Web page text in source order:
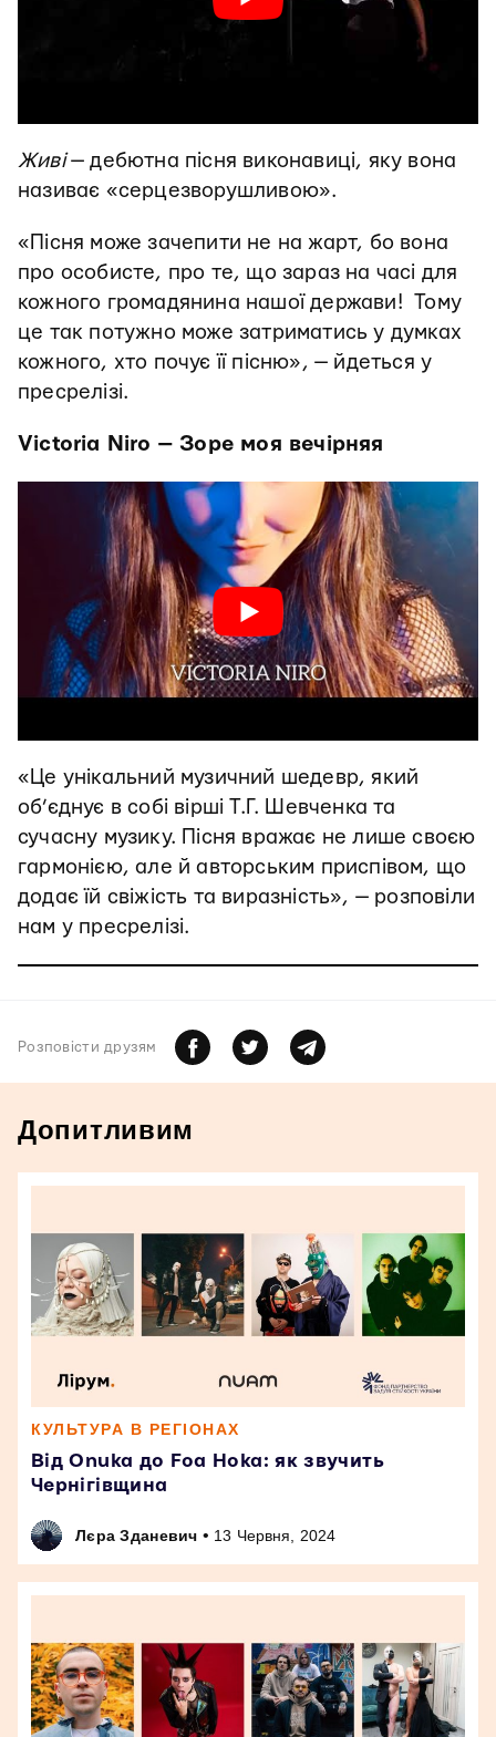
Живі— дебютна пісня виконавиці, яку вона
називає «серцезворушливою».
«Пісня може зачепити не на жарт, бо вона
про особисте, про те, що зараз на часі для
кожного громадянина нашої держави! Тому
це так потужно може затриматись у думках
кожного, хто почує її пісню», — йдеться у
пресрелізі.
Victoria Niro — Зоре моя вечірняя
«Це унікальний музичний шедевр, який
об’єднує в собі вірші Т.Г. Шевченка та
сучасну музику. Пісня вражає не лише своєю
гармонією, але й авторським приспівом, що
додає їй свіжість та виразність», — розповіли
нам у пресрелізі.
Розповiсти друзям
Допитливим
КУЛЬТУРА В РЕГІОНАХ
Від Onuka до Foa Hoka: як звучить
Чернігівщина
Лєра Зданевич • 13 Червня, 2024